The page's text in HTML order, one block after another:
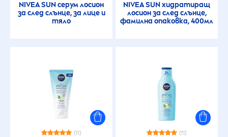
NIVEASUNсерум лосион
за след слънце, за лице и
тяло
NIVEASUNхидратиращ
лосион за след слънце,
фамилна опаковка, 400мл
(11) (11)